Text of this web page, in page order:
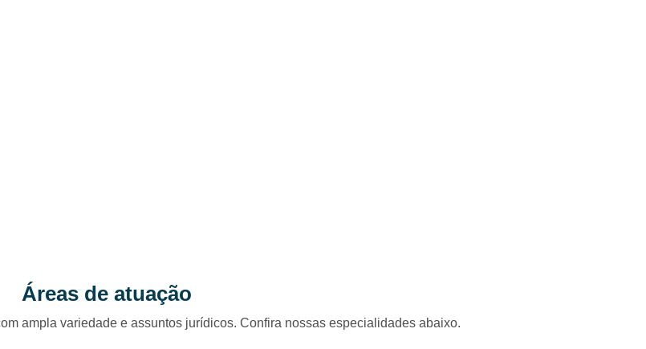
Áreas de atuação
ampla variedade e assuntos jurídicos. Confira nossas especialidades abaixo.